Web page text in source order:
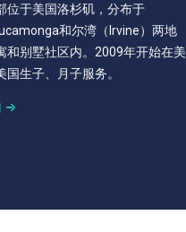
位于美国洛杉矶，分布于
和尔湾（Irvine）两地
和别墅社区内。2009年开始在美
国生子、月子服务。